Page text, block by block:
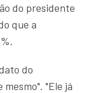
do presidente
que a
do
"Ele já